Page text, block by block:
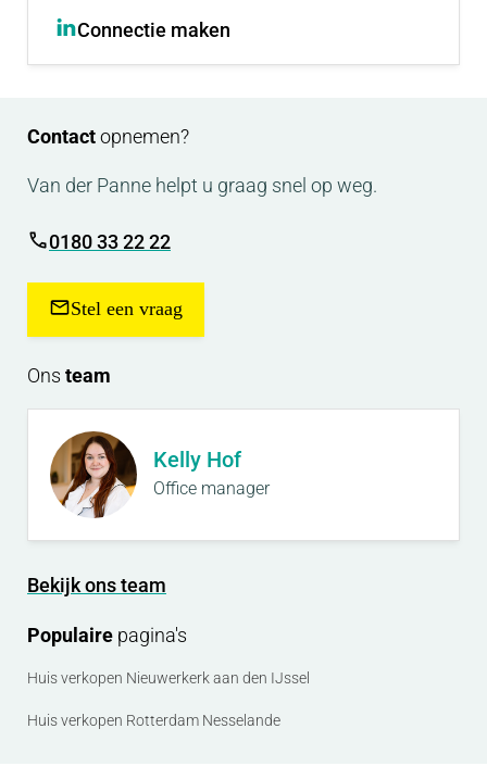
Connectie maken
Contactopnemen?
Van der Panne helpt u graag snel op weg.
0180 33 22 22
Stel een vraag
Ons team
Kelly Hof
Office manager
Bekijk ons team
Populaire pagina's
Huis verkopen Nieuwerkerk aan den IJssel
Huis verkopen Rotterdam Nesselande